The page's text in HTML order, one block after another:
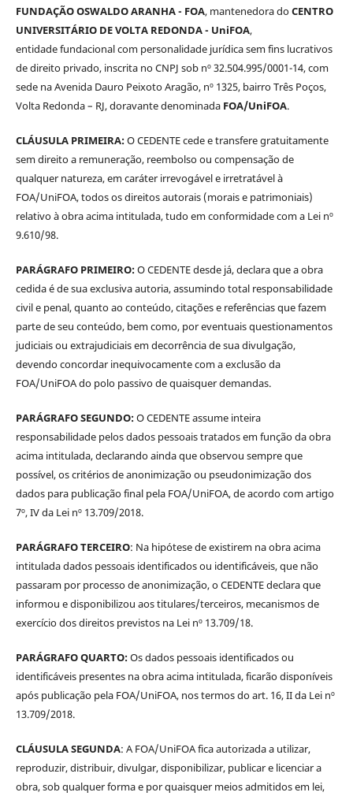
FUNDAÇÃO OSWALDO ARANHA - FOA, mantenedora doCENTRO
UNIVERSITÁRIO DE VOLTA REDONDA - UniFOA,
entidade fundacional com personalidade jurídica sem fins lucrativos
de direito privado, inscrita no CNPJ sob nº 32.504.995/0001-14, com
sede na Avenida Dauro Peixoto Aragão, nº 1325, bairro Três Poços,
Volta Redonda – RJ, doravante denominada FOA/UniFOA.
CLÁUSULA PRIMEIRA:O CEDENTE cede e transfere gratuitamente
sem direito a remuneração, reembolso ou compensação de
qualquer natureza, em caráter irrevogável e irretratável à
FOA/UniFOA, todos os direitos autorais (morais e patrimoniais)
relativo à obra acima intitulada, tudo em conformidade com a Lei nº
9.610/98.
PARÁGRAFO PRIMEIRO:O CEDENTE desde já, declara que a obra
cedida é de sua exclusiva autoria, assumindo total responsabilidade
civil e penal, quanto ao conteúdo, citações e referências que fazem
parte de seu conteúdo, bem como, por eventuais questionamentos
judiciais ou extrajudiciais em decorrência de sua divulgação,
devendo concordar inequivocamente com a exclusão da
FOA/UniFOA do polo passivo de quaisquer demandas.
PARÁGRAFO SEGUNDO:O CEDENTE assume inteira
responsabilidade pelos dados pessoais tratados em função da obra
acima intitulada, declarando ainda que observou sempre que
possível, os critérios de anonimização ou pseudonimização dos
dados para publicação final pela FOA/UniFOA, de acordo com artigo
7º, IV da Lei nº 13.709/2018.
PARÁGRAFO TERCEIRO: Na hipótese de existirem na obra acima
intitulada dados pessoais identificados ou identificáveis, que não
passaram por processo de anonimização, o CEDENTE declara que
informou e disponibilizou aos titulares/terceiros, mecanismos de
exercício dos direitos previstos na Lei nº 13.709/18.
PARÁGRAFO QUARTO:Os dados pessoais identificados ou
identificáveis presentes na obra acima intitulada, ficarão disponíveis
após publicação pela FOA/UniFOA, nos termos do art. 16, II da Lei nº
13.709/2018.
CLÁUSULA SEGUNDA: A FOA/UniFOA fica autorizada a utilizar,
reproduzir, distribuir, divulgar, disponibilizar, publicar e licenciar a
obra, sob qualquer forma e por quaisquer meios admitidos em lei,